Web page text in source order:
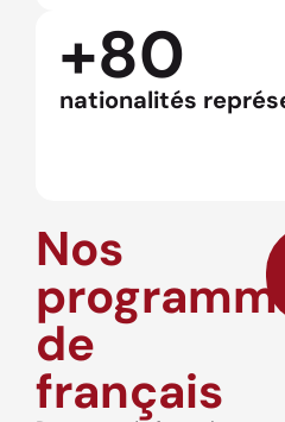
+80
nationalités
Nos
de
français